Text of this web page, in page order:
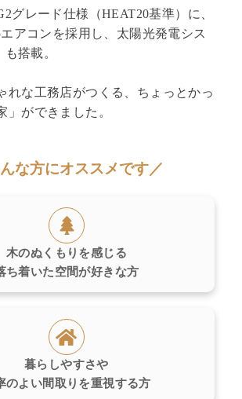
グレード仕様（HEAT20基準）に、
アコンを採用し、太陽光発電シス
搭載。
れな工務店がつくる、ちょっとかっ
」ができました。
な方にオススメです／
木のぬくもりを感じる
ち着いた空間が好きな方
暮らしやすさや
のよい間取りを重視する方